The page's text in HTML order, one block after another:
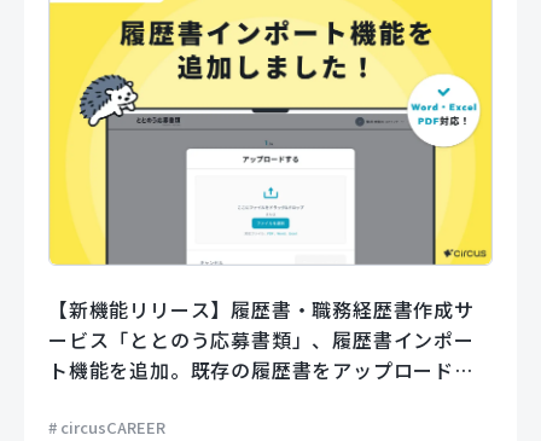
【新機能リリース】履歴書・職務経歴書作成サ
ービス「ととのう応募書類」、履歴書インポー
ト機能を追加。既存の履歴書をアップロードす
circusCAREER